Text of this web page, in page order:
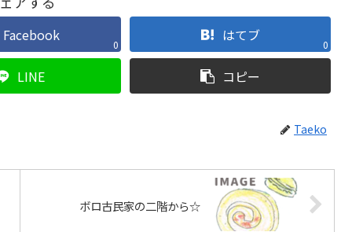
Facebook
0
はてブ
0
LINE コピー
Taeko
ボロ古民家の二階から☆